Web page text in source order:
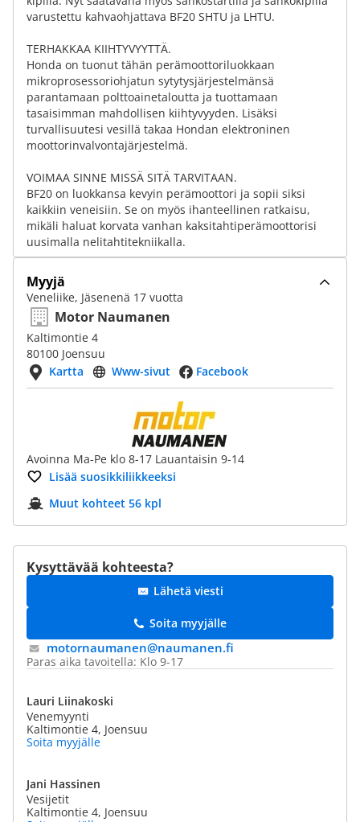
varustettu kahvaohjattava BF20 SHTU ja LHTU.
TERHAKKAA KIIHTYVYYTTÄ.
Honda on tuonut tähän perämoottoriluokkaan
mikroprosessoriohjatun sytytysjärjestelmänsä
parantamaan polttoainetaloutta ja tuottamaan
tasaisimman mahdollisen kiihtyvyyden. Lisäksi
turvallisuutesi vesillä takaa Hondan elektroninen
moottorinvalvontajärjestelmä.
VOIMAA SINNE MISSÄ SITÄ TARVITAAN.
BF20 on luokkansa kevyin perämoottori ja sopii siksi
kaikkiin veneisiin. Se on myös ihanteellinen ratkaisu,
mikäli haluat korvata vanhan kaksitahtiperämoottorisi
uusimalla nelitahtitekniikalla.
Myyjä
Veneliike, Jäsenenä 17 vuotta
Motor Naumanen
Kaltimontie 4
80100 Joensuu
Kartta
Www-sivut Facebook
Avoinna Ma-Pe klo 8-17 Lauantaisin 9-14
Lisää suosikkiliikkeeksi
Muut kohteet 56 kpl
Kysyttävää kohteesta?
Lähetä viesti
Soita myyjälle
motornaumanen@​naumanen.fi
Paras aika tavoitella: Klo 9-17
Lauri Liinakoski
Venemyynti
Kaltimontie 4, Joensuu
Soita myyjälle
Jani Hassinen
Vesijetit
Kaltimontie 4, Joensuu